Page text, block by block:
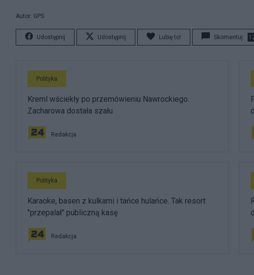
Autor: GPS
Udostępnij Udostępnij Lubię to! Skomentuj
Polityka
Kreml wściekły po przemówieniu Nawrockiego.
Zacharowa dostała szału
Redakcja
Polityka
Karaoke, basen z kulkami i tańce hulańce. Tak resort
"przepalał" publiczną kasę
Redakcja